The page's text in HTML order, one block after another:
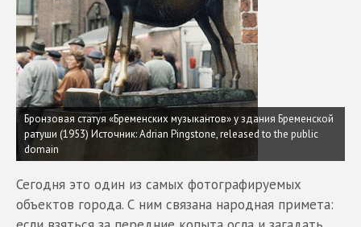
Бронзовая статуя «Бременских музыкантов» у здания Бременской
ратуши (1953) Источник: Adrian Pingstone, released to the public
domain
Сегодня это один из самых фотографируемых
объектов города. С ним связана народная примета: